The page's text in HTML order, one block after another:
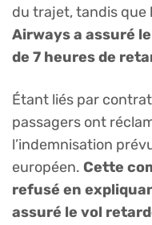
du trajet, tandis que
Airways a assuré
de 7 heures de
Étant liés par
passagers ont
l’indemnisation
européen. Cette
refusé en
assuré le vol